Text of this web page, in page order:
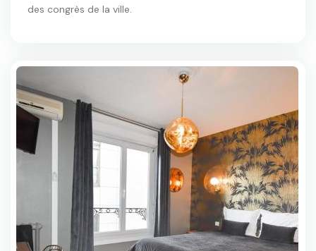
des congrès de la ville.